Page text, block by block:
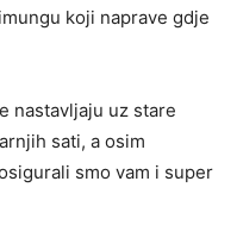
koji naprave gdje
nastavljaju uz stare
sati, a osim
smo vam i super